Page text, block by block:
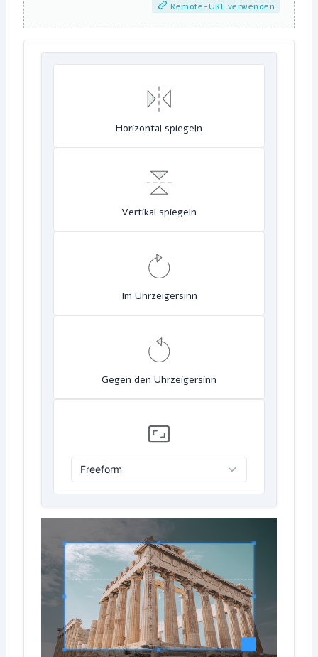
Remote-URL verwenden
Horizontal spiegeln
Vertikal spiegeln
Im Uhrzeigersinn
Gegen den Uhrzeigersinn